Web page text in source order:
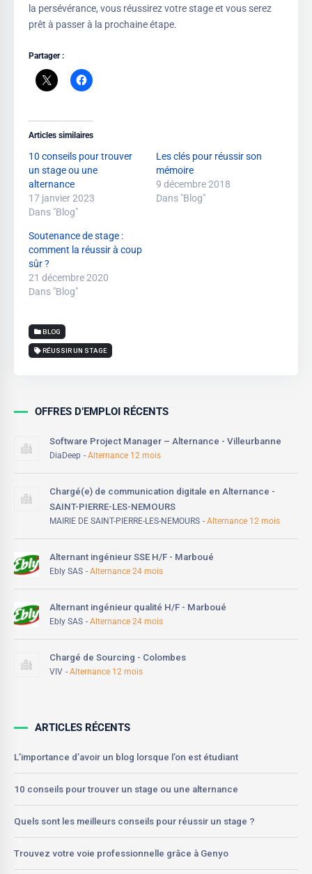
la persévérance, vous réussirez votre stage et vous serez
prêt à passer à la prochaine étape.
Partager :
Articles similaires
10 conseils pour trouver
un stage ou une
alternance
17 janvier 2023
Dans "Blog"
Les clés pour réussir son
mémoire
9 décembre 2018
Dans "Blog"
Soutenance de stage :
comment la réussir à coup
sûr ?
21 décembre 2020
Dans "Blog"
BLOG
RÉUSSIR UN STAGE
OFFRES D’EMPLOI RÉCENTS
Software Project Manager – Alternance - Villeurbanne
DiaDeep Alternance 12 mois
Chargé(e) de communication digitale en Alternance -
SAINT-PIERRE-LES-NEMOURS
MAIRIE DE SAINT-PIERRE-LES-NEMOURS Alternance 12 mois
Alternant ingénieur SSE H/F - Marboué
Ebly SAS Alternance 24 mois
Alternant ingénieur qualité H/F - Marboué
Ebly SAS Alternance 24 mois
Chargé de Sourcing - Colombes
VIV Alternance 12 mois
ARTICLES RÉCENTS
L’importance d’avoir un blog lorsque l’on est étudiant
10 conseils pour trouver un stage ou une alternance
Quels sont les meilleurs conseils pour réussir un stage ?
Trouvez votre voie professionnelle grâce à Genyo